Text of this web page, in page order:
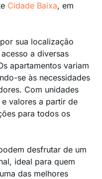
Cidade Baixa, em
sua localização
a diversas
apartamentos variam
se às necessidades
Com unidades
valores a partir de
para todos os
desfrutar de um
ideal para quem
das melhores